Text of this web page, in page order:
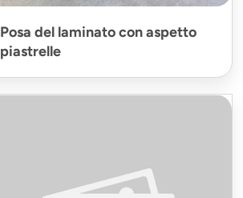
Posa del laminato con aspetto
piastrelle